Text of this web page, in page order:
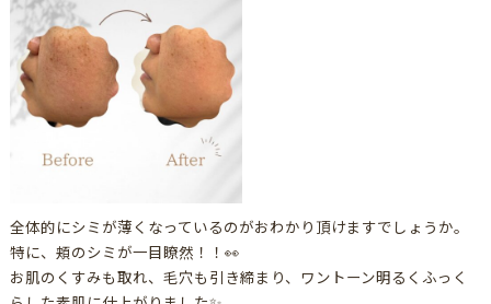
全体的にシミが薄くなっているのがおわかり頂けますでしょうか。
特に、頬のシミが一目瞭然！！👀
お肌のくすみも取れ、毛穴も引き締まり、ワントーン明るくふっく